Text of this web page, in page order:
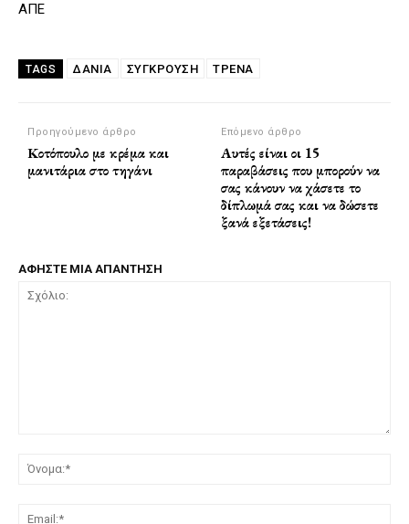
ΑΠΕ
TAGS ΔΑΝΙΑ ΣΥΓΚΡΟΥΣΗ ΤΡΈΝΑ
Προηγούμενο άρθρο
Κοτόπουλο με κρέμα και
μανιτάρια στο τηγάνι
Επόμενο άρθρο
Αυτές είναι οι 15
παραβάσεις που μπορούν να
σας κάνουν να χάσετε το
δίπλωμά σας και να δώσετε
ξανά εξετάσεις!
ΑΦΗΣΤΕ ΜΙΑ ΑΠΑΝΤΗΣΗ